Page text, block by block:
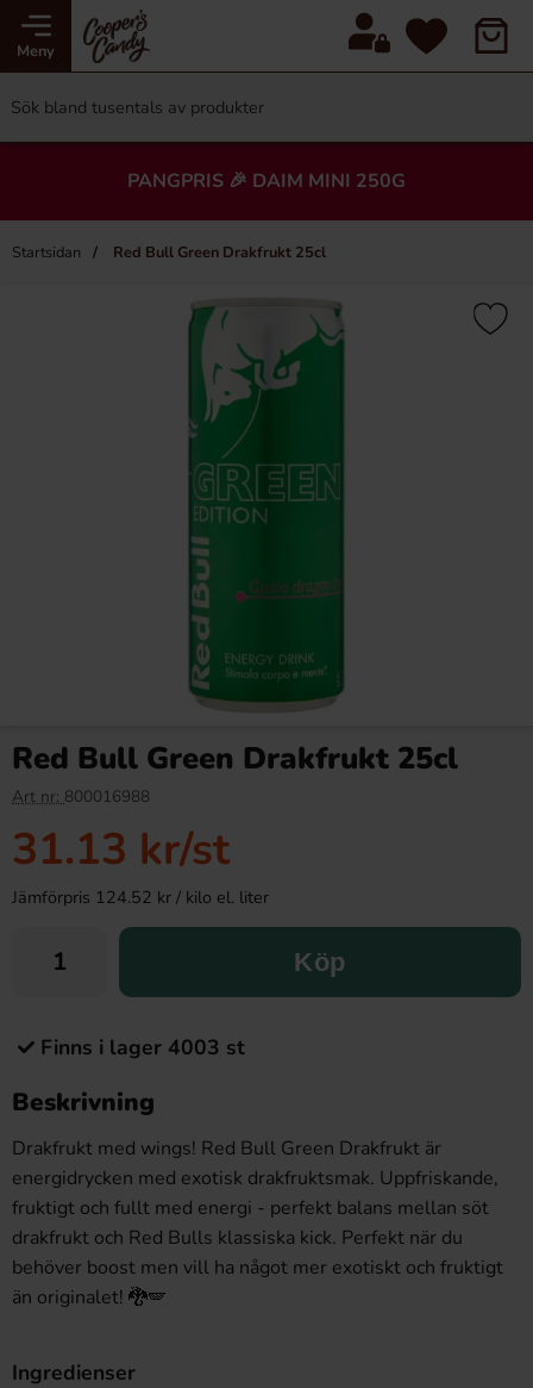
Meny
PANGPRIS 🎉 DAIM MINI 250G
Startsidan Red Bull Green Drakfrukt 25cl
Red Bull Green Drakfrukt 25cl
Art nr: 800016988
31.13 kr/st
Jämförpris 124.52 kr / kilo el. liter
Köp
Finns i lager 4003 st
Beskrivning
Drakfrukt med wings! Red Bull Green Drakfrukt är
energidrycken med exotisk drakfruktsmak. Uppfriskande,
fruktigt och fullt med energi - perfekt balans mellan söt
drakfrukt och Red Bulls klassiska kick. Perfekt när du
behöver boost men vill ha något mer exotiskt och fruktigt
än originalet! 🐉🪽
Ingredienser